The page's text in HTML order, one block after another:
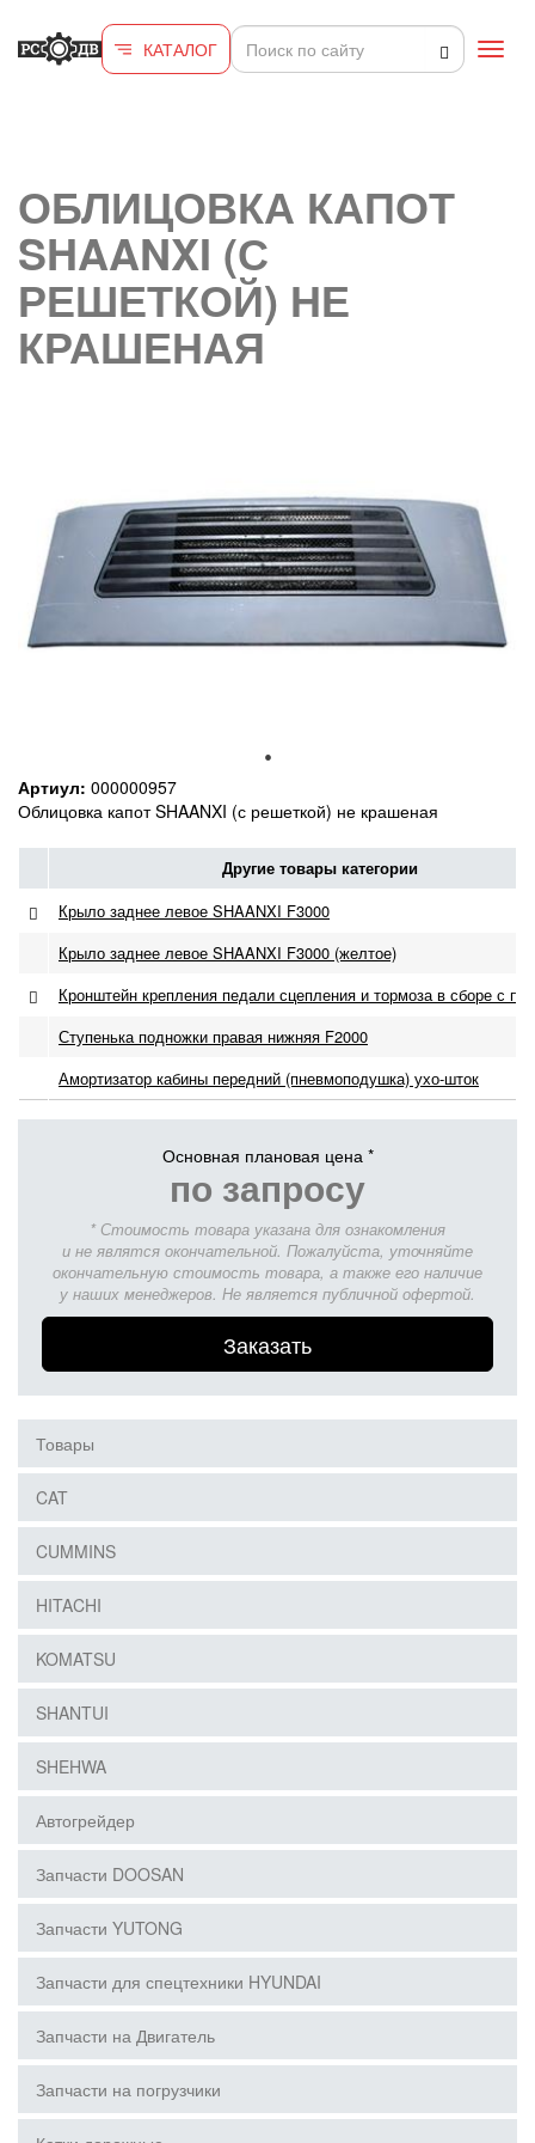
КАТАЛОГ
ОБЛИЦОВКА КАПОТ
SHAANXI (С
РЕШЕТКОЙ) НЕ
КРАШЕНАЯ
Артиул: 000000957
Облицовка капот SHAANXI (с решеткой) не крашеная
Другие товары категории
Крыло заднее левое SHAANXI F3000
Крыло заднее левое SHAANXI F3000 (желтое)
Кронштейн крепления педали сцепления и тормоза в сборе с
Ступенька подножки правая нижняя F2000
Амортизатор кабины передний (пневмоподушка) ухо-шток
Основная плановая цена *
по запросу
* Стоимость товара указана для ознакомления
и не являтся окончательной. Пожалуйста, уточняйте
окончательную стоимость товара, а также его наличие
у наших менеджеров. Не является публичной офертой.
Заказать
Товары
CAT
CUMMINS
HITACHI
KOMATSU
SHANTUI
SHEHWA
Автогрейдер
Запчасти DOOSAN
Запчасти YUTONG
Запчасти для спецтехники HYUNDAI
Запчасти на Двигатель
Запчасти на погрузчики